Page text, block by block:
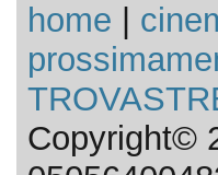
home
Copyright©